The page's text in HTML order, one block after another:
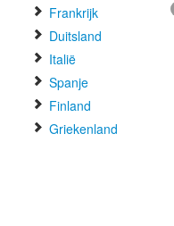
Frankrijk
Duitsland
Italië
Spanje
Finland
Griekenland